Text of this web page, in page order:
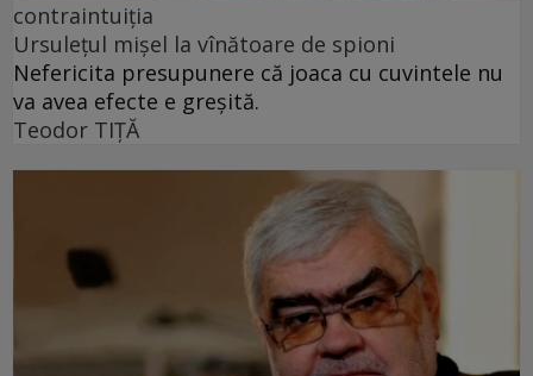
contraintuiția
Ursulețul mișel la vînătoare de spioni
Nefericita presupunere că joaca cu cuvintele nu
va avea efecte e greșită.
Teodor TIŢĂ